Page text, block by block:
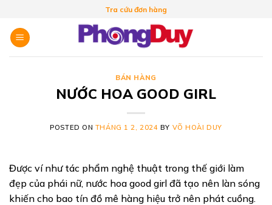
content
Tra cứu đơn hàng
BÁN HÀNG
NƯỚC HOA GOOD GIRL
POSTED ON THÁNG 1 2, 2024 BY VÕ HOÀI DUY
Được ví như tác phẩm nghệ thuật trong thế giới làm
đẹp của phái nữ, nước hoa good girl đã tạo nên làn sóng
khiến cho bao tín đồ mê hàng hiệu trở nên phát cuồng.